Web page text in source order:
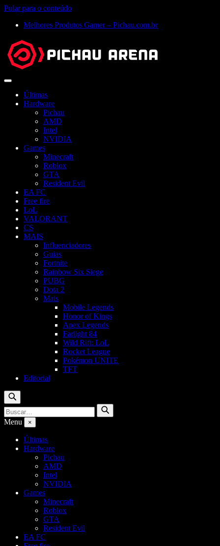
Pular para o conteúdo
Melhores Produtos Gamer – Pichau.com.br
Abrir
Últimas
Hardware
Pichau
AMD
Intel
NVIDIA
Games
Minecraft
Roblox
GTA
Resident Evil
EA FC
Free fire
LoL
VALORANT
CS
MAIS
Influenciadores
Guias
Fortnite
Rainbow Six Siege
PUBG
Dota 2
Mais
Mobile Legends
Honor of Kings
Apex Legends
Farlight 84
Wild Rift: LoL
Rocket League
Pokémon UNITE
TFT
Editorial
Buscar
Buscar
por:
Buscar
Menu ×
Últimas
Hardware
Pichau
AMD
Intel
NVIDIA
Games
Minecraft
Roblox
GTA
Resident Evil
EA FC